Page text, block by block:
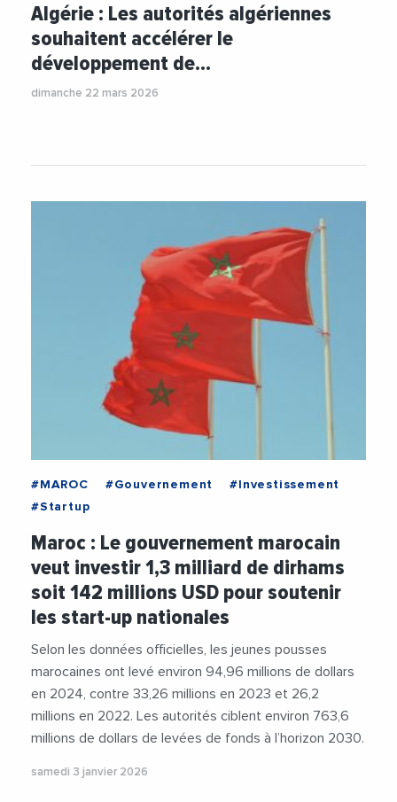
Algérie : Les autorités algériennes
souhaitent accélérer le
développement de…
dimanche 22 mars 2026
#MAROC #Gouvernement
#Investissement
#Startup
Maroc : Le gouvernement marocain
veut investir 1,3 milliard de dirhams
soit 142 millions USD pour soutenir
les start-up nationales
Selon les données officielles, les jeunes pousses
marocaines ont levé environ 94,96 millions de dollars
en 2024, contre 33,26 millions en 2023 et 26,2
millions en 2022. Les autorités ciblent environ 763,6
millions de dollars de levées de fonds à l’horizon 2030.
samedi 3 janvier 2026